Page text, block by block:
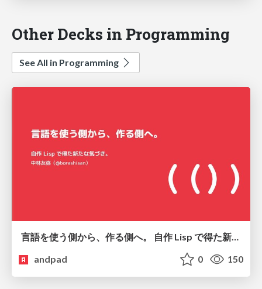
Other Decks in Programming
See All in Programming
言語を使う側から、作る側へ。 自作 Lisp で得た新たな気づき。
andpad
0 150